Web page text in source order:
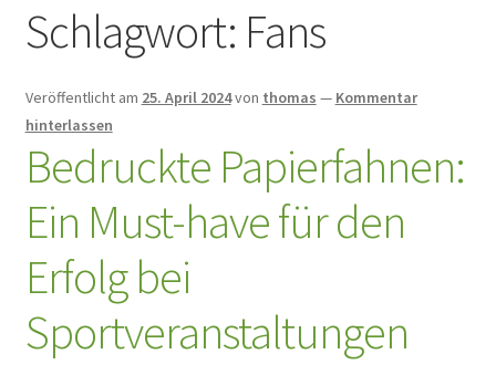
🌱 Holzstab
🌟 Bestseller
✅ Anfrage
👤Konto
Blog
Schlagwort: Fans
Veröffentlicht am 25. April 2024von thomas — Kommentar
hinterlassen
Bedruckte Papierfahnen:
Ein Must-have für den
Erfolg bei
Sportveranstaltungen